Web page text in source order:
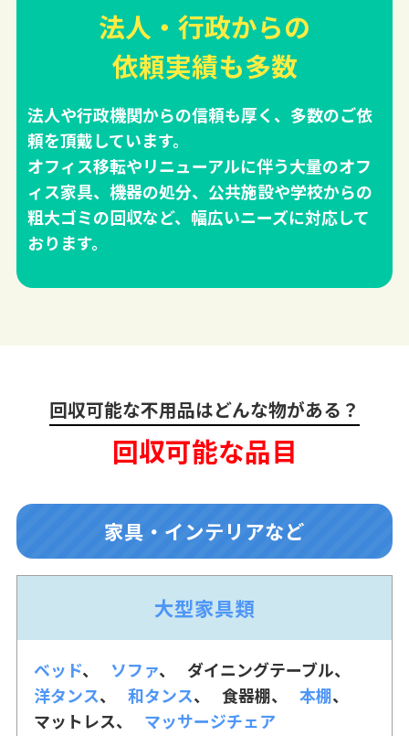
法人・行政からの
依頼実績も多数
法人や行政機関からの信頼も厚く、多数のご依
頼を頂戴しています。
オフィス移転やリニューアルに伴う大量のオフ
ィス家具、機器の処分、公共施設や学校からの
粗大ゴミの回収など、幅広いニーズに対応して
おります。
回収可能な不用品はどんな物がある？
回収可能な品目
家具・インテリアなど
大型家具類
ベッド ソファ
ダイニングテーブル
洋タンス
和タンス 食器棚
本棚
マットレス
マッサージチェア